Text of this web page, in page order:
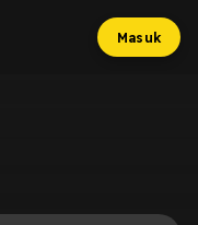
Masuk